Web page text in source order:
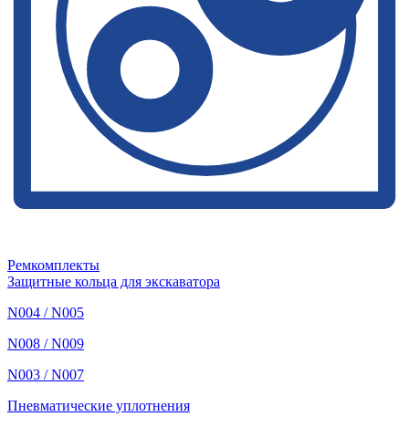
Ремкомплекты
Защитные кольца для экскаватора
N004 / N005
N008 / N009
N003 / N007
Пневматические уплотнения